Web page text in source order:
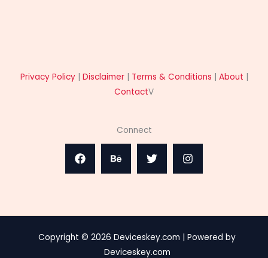
Privacy Policy| Disclaimer| Terms & Conditions About
ContactV
Connect
Copyright © 2026 Deviceskey.com | Powered by
Deviceskey.com